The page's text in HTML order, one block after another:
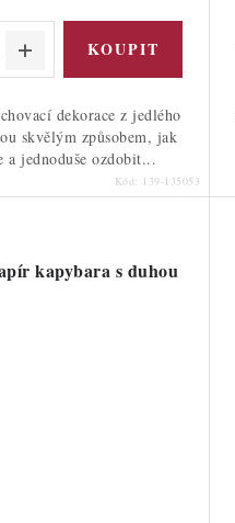
dekorace z jedlého
skvělým způsobem, jak
a jednoduše ozdobit...
Kód: 139-135053
kapybara s duhou